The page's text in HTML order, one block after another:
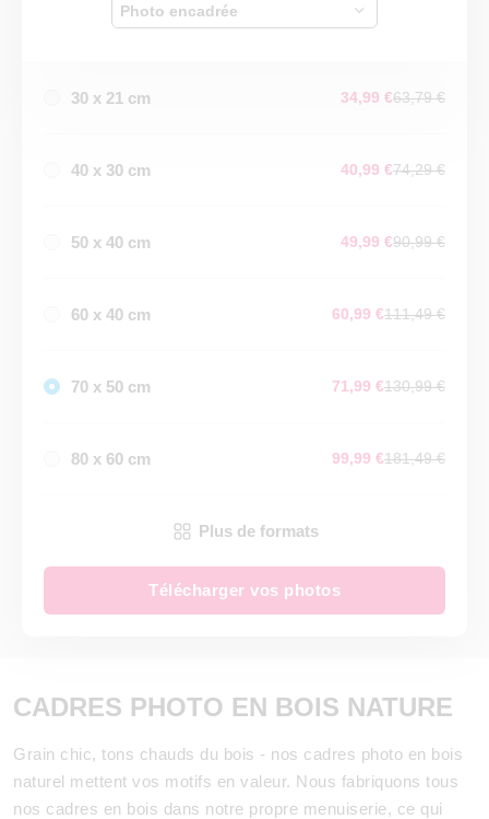
Photo encadrée
30 x 21 cm 34,99 €63,79 €
40 x 30 cm 40,99 €74,29 €
50 x 40 cm 49,99 €90,99 €
60 x 40 cm 60,99 €111,49 €
70 x 50 cm 71,99 €130,99 €
80 x 60 cm 99,99 €181,49 €
Plus de formats
Télécharger vos photos
CADRES PHOTO EN BOIS NATURE
Grain chic, tons chauds du bois - nos cadres photo en bois
naturel mettent vos motifs en valeur. Nous fabriquons tous
nos cadres en bois dans notre propre menuiserie, ce qui